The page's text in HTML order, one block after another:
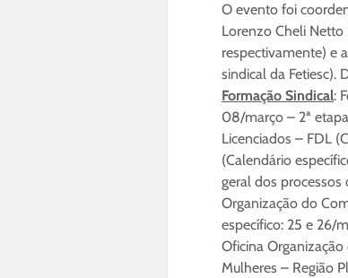
O evento foi
Lorenzo Cheli Netto
respectivamente) e
sindical da Fetiesc).
Formação Sindical:
08/março – 2ª
Licenciados – FDL
(Calendário
geral dos processos
Organização do
específico: 25 e 26/
Oficina Organização
Mulheres – Região